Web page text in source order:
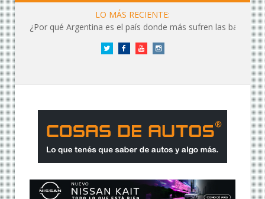
LO MÁS RECIENTE:
¿Por qué Argentina es el país donde más sufren las baterías?
Twitter FacebookYouTubeInstagram